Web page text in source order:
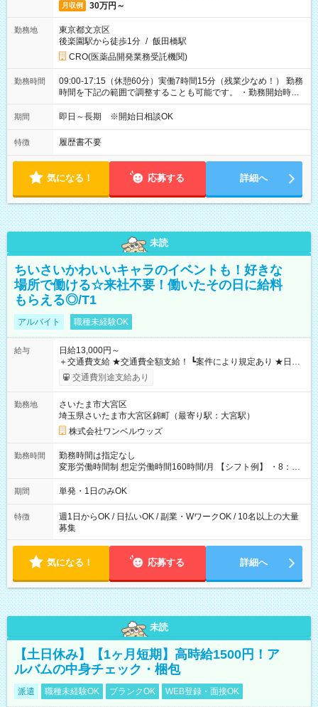
月収例 30万円～
勤務地
東京都文京区
後楽園駅から徒歩1分 / 飯田橋駅
CRO(医薬品開発業務受託機関)
勤務時間
09:00-17:15（休憩60分）実働7時間15分（残業少なめ！） 勤務
時間を下記の範囲で調整することも可能です。 ・勤務開始時
間 09:00～10:00 ・勤務終了時間 16:00～17:15 ・実働
05:00～07:15
期間 即日～長期 ※開始日相談OK
特徴 履歴書不要
気になる！ 応募する 詳細へ
未読
ちいさいかわいいキャラのイベントも！好きな
場所で働ける☆来社不要！働いたその日に給料
もらえる◎/T1
アルバイト 職種未経験OK
給与
日給13,000円～
＋交通費支給 ★交通費全額支給！ ┗案件により規定あり ★日払
いOK！（規定あり） ┗働いたその日に現金GET♪ お仕事後はコ
ンビニATMから 日払い分を引き落とせます！ 【試用期間】試
交通費別途支給あり
勤務地
さいたま市大宮区
埼玉県さいたま市大宮区錦町（最寄り駅：大宮駅）
株式会社ワンベルウッズ
勤務時間
勤務時間は指定なし
変形労働時間制 想定労働時間160時間/月 【シフト例】 ・8：00
～21：00
期間 単発・1日のみOK
特徴
週1日からOK / 日払いOK / 副業・WワークOK / 10名以上の大量
募集
気になる！ 応募する 詳細へ
未読
【土日休み】【1ヶ月短期】高時給1500円！ア
ルバムの中身チェック・梱包
派遣 職種未経験OK ブランクOK WEB登録・面接OK